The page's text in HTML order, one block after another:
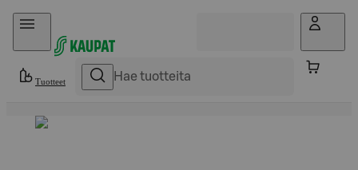
Hyppää sisältöön
Tuotteet